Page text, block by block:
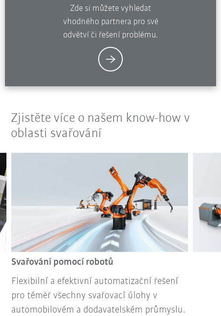
Zde si můžete vyhledat
vhodného partnera pro své
odvětví či řešení problému.
Zjistěte více o našem know-how v
oblasti svařování
Svařování pomocí robotů
Flexibilní a efektivní automatizační řešení
pro téměř všechny svařovací úlohy v
automobilovém a dodavatelském průmyslu.